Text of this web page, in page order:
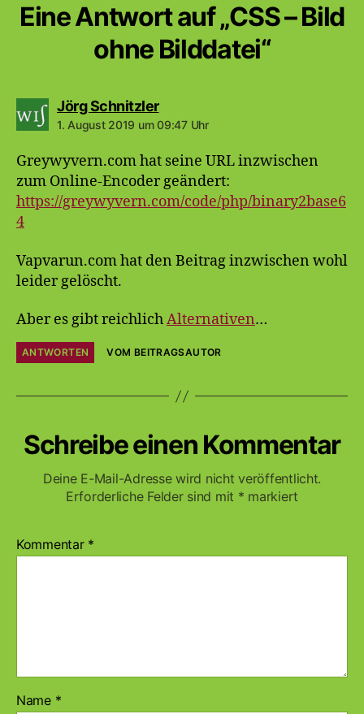
Eine Antwort auf „CSS – Bild
ohne Bilddatei“
Jörg Schnitzlersagt:
1. August 2019 um 09:47 Uhr
Greywyvern.com hat seine URL inzwischen
zum Online-Encoder geändert:
https://greywyvern.com/code/php/binary2base6
4
Vapvarun.com hat den Beitrag inzwischen wohl
leider gelöscht.
Aber es gibt reichlichAlternativen…
ANTWORTEN VOM BEITRAGSAUTOR
Schreibe einen Kommentar
Deine E-Mail-Adresse wird nicht veröffentlicht.
Erforderliche Felder sind mit * markiert
Kommentar *
Name *